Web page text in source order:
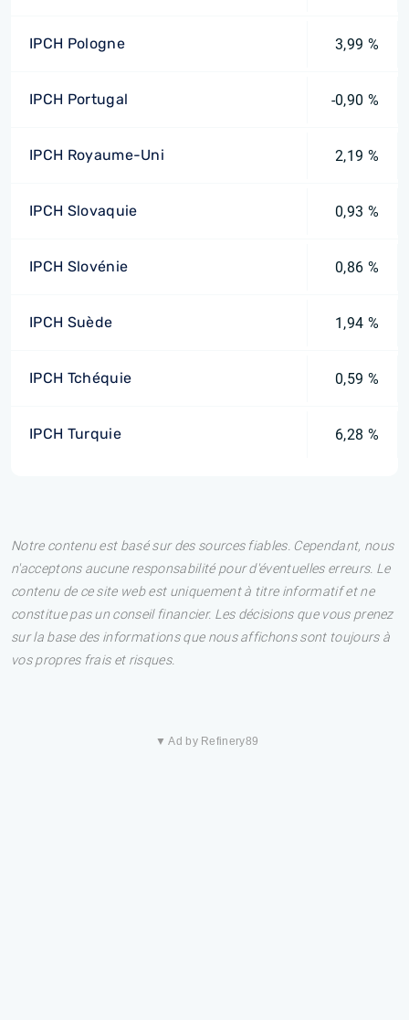
IPCH Pologne 3,99 %
IPCH Portugal -0,90 %
IPCH Royaume-Uni 2,19 %
IPCH Slovaquie 0,93 %
IPCH Slovénie 0,86 %
IPCH Suède 1,94 %
IPCH Tchéquie 0,59 %
IPCH Turquie 6,28 %
Notre contenu est basé sur des sources fiables. Cependant, nous
n'acceptons aucune responsabilité pour d'éventuelles erreurs. Le
contenu de ce site web est uniquement à titre informatif et ne
constitue pas un conseil financier. Les décisions que vous prenez
sur la base des informations que nous affichons sont toujours à
vos propres frais et risques.
▼ Ad by Refinery89